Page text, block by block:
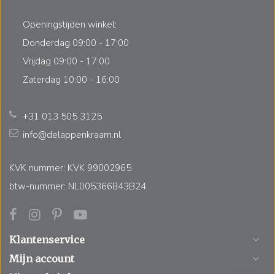
Openingstijden winkel:
Donderdag 09:00 - 17:00
Vrijdag 09:00 - 17:00
Zaterdag 10:00 - 16:00
+31 013 505 3125
info@delappenkraam.nl
KVK nummer: KVK 99002965
btw-nummer: NL005366843B24
Klantenservice
Mijn account